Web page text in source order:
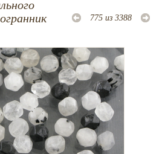
и материалы
нитки
775 из 3388